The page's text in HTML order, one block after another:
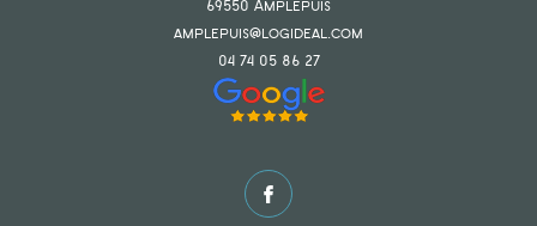
69550 amplepuis
amplepuis@logideal.com
04 74 05 86 27